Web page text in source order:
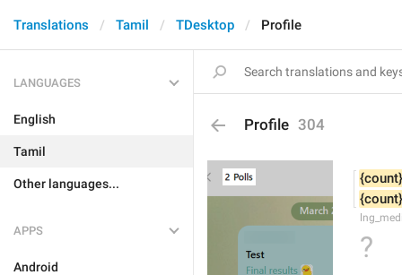
Translations Tamil TDesktop Profile
LANGUAGES
English
Tamil
Other languages...
APPS
Android
Profile 304
{count}
{count}
?